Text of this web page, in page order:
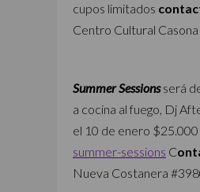
cupos limitados
Centro Cultural
Summer Sessionsserá
a cocina al fuego, Dj
el 10 de enero
summer-sessions C
Nueva Costanera